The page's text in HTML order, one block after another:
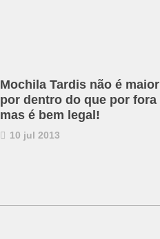
Mochila Tardis não é maior
por dentro do que por fora
mas é bem legal!
10 jul 2013